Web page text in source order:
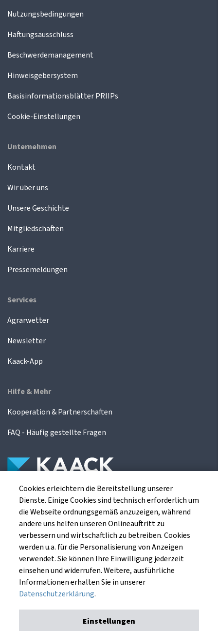
Nutzungsbedingungen
Haftungsausschluss
Beschwerdemanagement
Hinweisgebersystem
Basisinformationsblätter PRIIPs
Cookie-Einstellungen
Unternehmen
Kontakt
Wir über uns
Unsere Geschichte
Mitgliedschaften
Karriere
Pressemeldungen
Services
Agrarwetter
Newsletter
Kaack-App
Hilfe & Mehr
Kooperation & Partnerschaften
FAQ - Häufig gestellte Fragen
Die Kaack Terminhandel GmbH ist ein
Finanzdienstleistungsinstitut für die europäischen
Agrarterminbörsen.
Kaack Terminhandel GmbH
Am Markt 8
49661 Cloppenburg
Datenschutzerklärung
Cookies erleichtern die Bereitstellung unserer
Dienste. Einige Cookies sind technisch erforderlich um
die Webseite ordnungsgemäß anzuzeigen, während
andere uns helfen unseren Onlineauftritt zu
verbessern und wirtschaftlich zu betreiben. Cookies
werden u.a. für die Personalisierung von Anzeigen
verwendet. Sie können Ihre Einwilligung jederzeit
einsehen und widerrufen. Weitere, ausführliche
Informationen erhalten Sie in unserer
Datenschutzerklärung.
Einstellungen